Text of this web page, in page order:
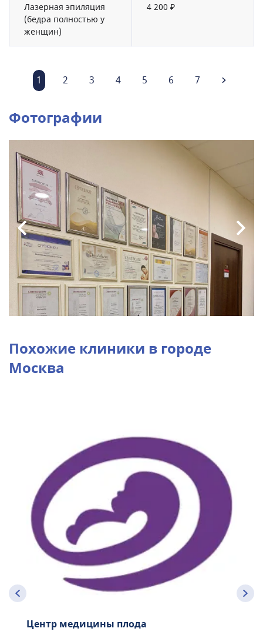
Лазерная эпиляция
(бедра полностью у
женщин)
4 200 ₽
1 2 3 4 5 6 7
Фотографии
Похожие клиники в городе
Москва
Центр медицины плода